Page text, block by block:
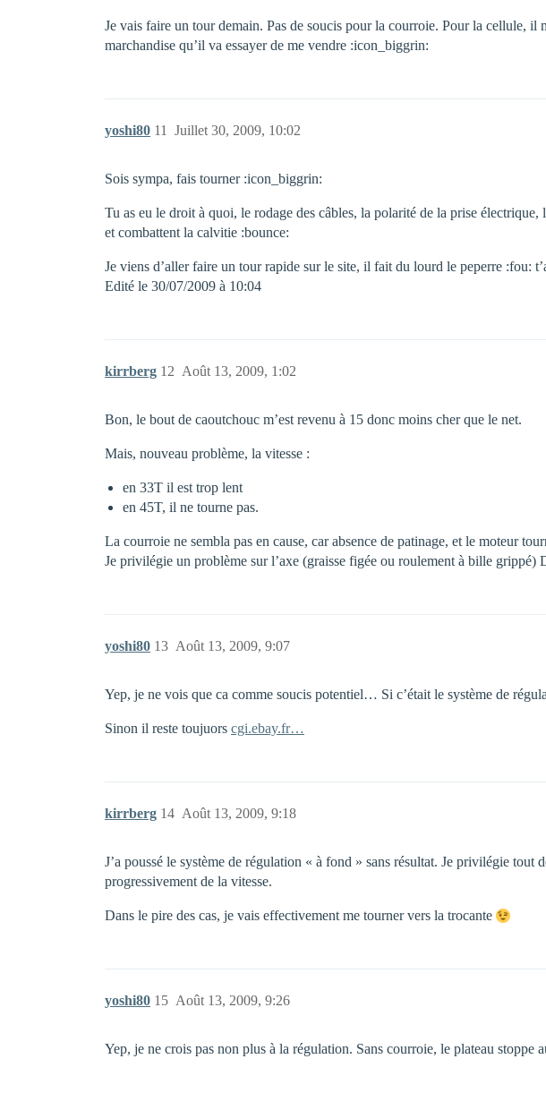
Je vais faire un tour demain. Pas de soucis pour la courroie. Pour la cellule,
marchandise qu’il va essayer de me vendre :icon_biggrin:
yoshi80 Juillet 30, 2009, 10:02
11
Sois sympa, fais tourner :icon_biggrin:
Tu as eu le droit à quoi, le rodage des câbles, la polarité de la prise
et combattent la calvitie :bounce:
Je viens d’aller faire un tour rapide sur le site, il fait du lourd le peperre :fou:
Edité le 30/07/2009 à 10:04
kirrberg Août 13, 2009, 1:02
12
Bon, le bout de caoutchouc m’est revenu à 15 donc moins cher que le net.
Mais, nouveau problème, la vitesse :
en 33T il est trop lent
en 45T, il ne tourne pas.
La courroie ne sembla pas en cause, car absence de patinage, et le moteur
Je privilégie un problème sur l’axe (graisse figée ou roulement à bille
yoshi80 Août 13, 2009, 9:07
13
Yep, je ne vois que ca comme soucis potentiel… Si c’était le système de
Sinon il reste toujuors cgi.ebay.fr…
kirrberg Août 13, 2009, 9:18
14
J’a poussé le système de régulation « à fond » sans résultat. Je privilégie
progressivement de la vitesse.
Dans le pire des cas, je vais effectivement me tourner vers la trocante
yoshi80 Août 13, 2009, 9:26
15
Yep, je ne crois pas non plus à la régulation. Sans courroie, le plateau stoppe